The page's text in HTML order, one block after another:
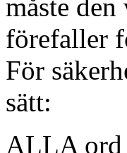
måste
förefaller
För
sätt:
ALLA ord